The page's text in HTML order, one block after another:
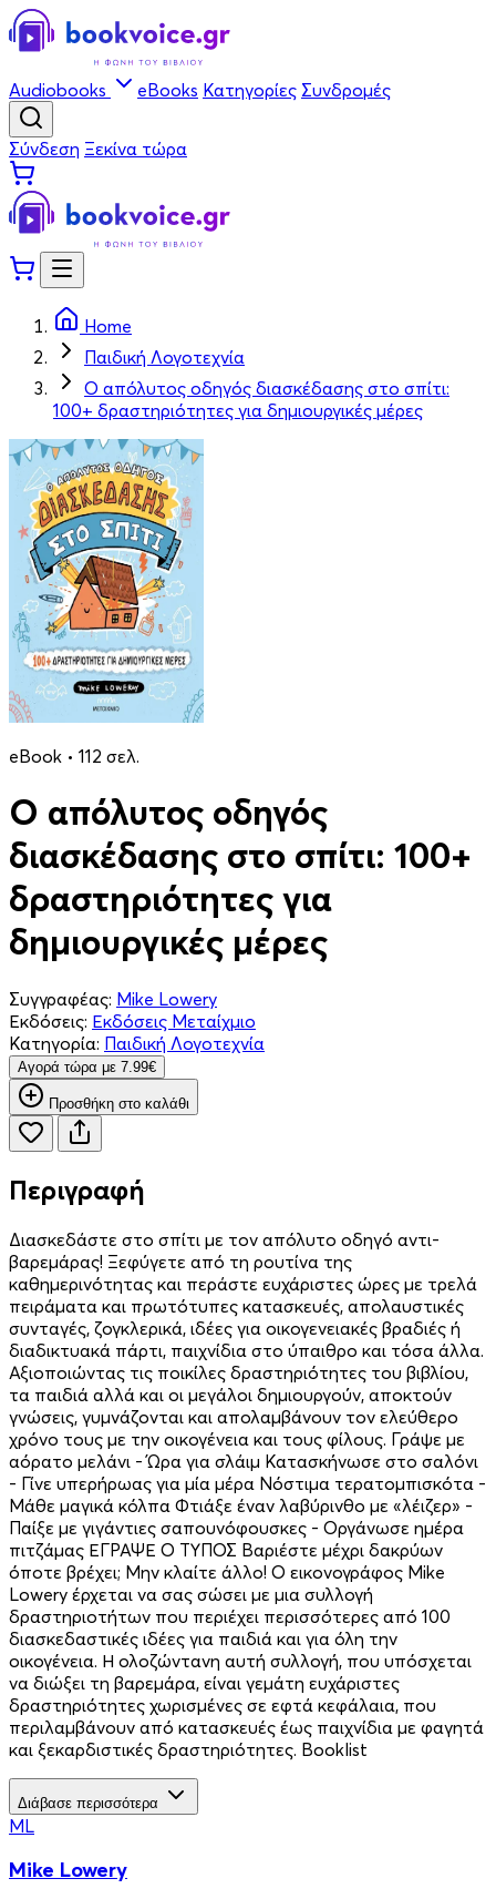
Audiobooks eBooks Κατηγορίες Συνδρομές
Σύνδεση Ξεκίνα τώρα
Home
Παιδική Λογοτεχνία
Ο απόλυτος οδηγός διασκέδασης στο σπίτι:
100+ δραστηριότητες για δημιουργικές μέρες
eBook • 112 σελ.
Ο απόλυτος οδηγός
διασκέδασης στο σπίτι: 100+
δραστηριότητες για
δημιουργικές μέρες
Συγγραφέας: Mike Lowery
Εκδόσεις: Εκδόσεις Μεταίχμιο
Κατηγορία: Παιδική Λογοτεχνία
Aγορά τώρα με 7.99€
Προσθήκη στο καλάθι
Περιγραφή
Διασκεδάστε στο σπίτι µε τον απόλυτο οδηγό αντι-
βαρεµάρας! Ξεφύγετε από τη ρουτίνα της
καθηµερινότητας και περάστε ευχάριστες ώρες µε τρελά
πειράµατα και πρωτότυπες κατασκευές, απολαυστικές
συνταγές, ζογκλερικά, ιδέες για οικογενειακές βραδιές ή
διαδικτυακά πάρτι, παιχνίδια στο ύπαιθρο και τόσα άλλα.
Αξιοποιώντας τις ποικίλες δραστηριότητες του βιβλίου,
τα παιδιά αλλά και οι µεγάλοι δηµιουργούν, αποκτούν
γνώσεις, γυµνάζονται και απολαµβάνουν τον ελεύθερο
χρόνο τους µε την οικογένεια και τους φίλους. Γράψε µε
αόρατο µελάνι - Ώρα για σλάιµ Κατασκήνωσε στο σαλόνι
- Γίνε υπερήρωας για µία µέρα Νόστιµα τερατοµπισκότα -
Μάθε µαγικά κόλπα Φτιάξε έναν λαβύρινθο µε «λέιζερ» -
Παίξε µε γιγάντιες σαπουνόφουσκες - Οργάνωσε ηµέρα
πιτζάµας ΕΓΡΑΨΕ Ο ΤΥΠΟΣ Βαριέστε μέχρι δακρύων
όποτε βρέχει; Μην κλαίτε άλλο! Ο εικονογράφος Mike
Lowery έρχεται να σας σώσει με μια συλλογή
δραστηριοτήτων που περιέχει περισσότερες από 100
διασκεδαστικές ιδέες για παιδιά και για όλη την
οικογένεια. Η ολοζώντανη αυτή συλλογή, που υπόσχεται
να διώξει τη βαρεμάρα, είναι γεμάτη ευχάριστες
δραστηριότητες χωρισμένες σε εφτά κεφάλαια, που
περιλαμβάνουν από κατασκευές έως παιχνίδια με φαγητά
και ξεκαρδιστικές δραστηριότητες. Booklist
Διάβασε περισσότερα
ML
Mike Lowery